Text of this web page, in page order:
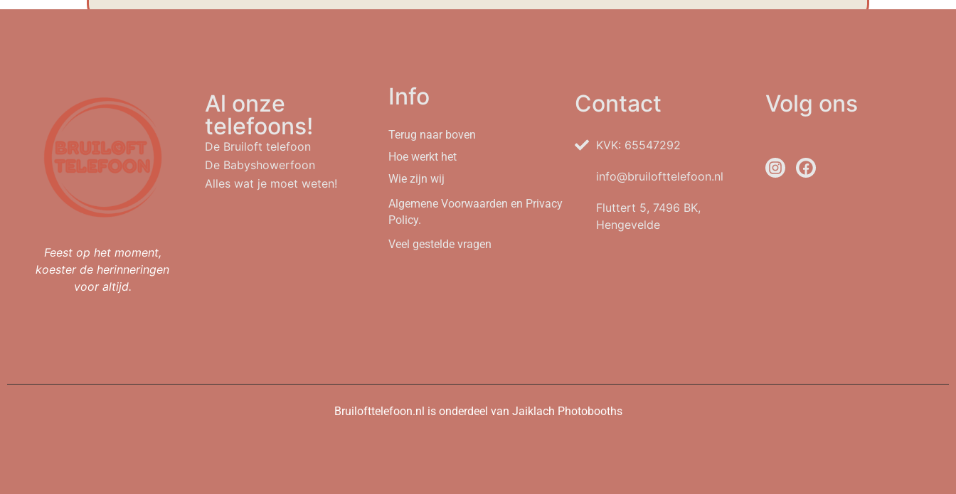
Feest op het moment,
koester de herinneringen
voor altijd.
Al onze
telefoons!
De Bruiloft telefoon
De Babyshowerfoon
Alles wat je moet weten!
Info
Terug naar boven
Hoe werkt het
Wie zijn wij
Algemene Voorwaarden en Privacy
Policy.
Veel gestelde vragen
Contact
KVK: 65547292
info@bruilofttelefoon.nl
Fluttert 5, 7496 BK,
Hengevelde
Volg ons
Bruilofttelefoon.nl is onderdeel van Jaiklach Photobooths